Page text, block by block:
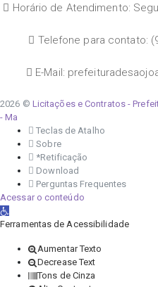
Horário de Atendimento:
Telefone para contato:
E-Mail:
2026 © Licitações e Contratos -
- Ma
Teclas de Atalho
Sobre
*Retificação
Download
Perguntas Frequentes
Acessar o conteúdo
Abrir a barra de ferramentas
Ferramentas de Acessibilidade
Aumentar Texto
Decrease Text
Tons de Cinza